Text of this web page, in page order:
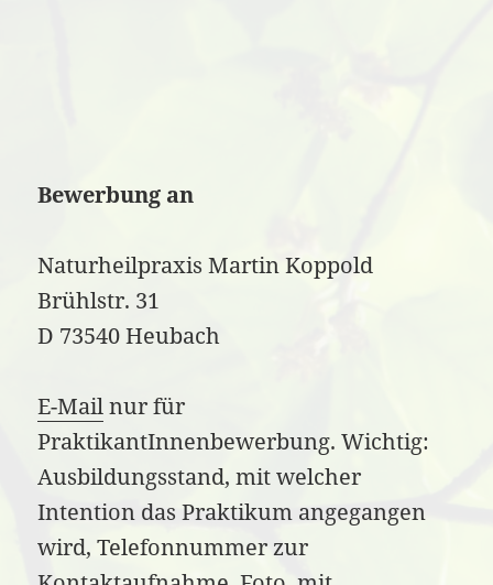
Bewerbung an
Naturheilpraxis Martin Koppold
Brühlstr. 31
D 73540 Heubach
E-Mailnur für
PraktikantInnenbewerbung. Wichtig:
Ausbildungsstand, mit welcher
Intention das Praktikum angegangen
wird, Telefonnummer zur